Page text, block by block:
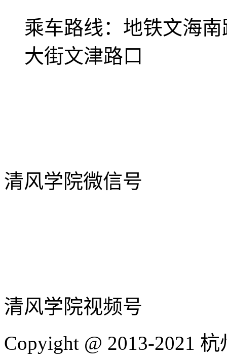
乘车路线： 地铁文海
大街文津路口
清风学院微信号
清风学院视频号
Copyight @ 2013-2021